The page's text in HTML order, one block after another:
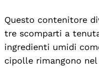
Questo contenitore
tre scomparti a
ingredienti umidi
cipolle rimangono